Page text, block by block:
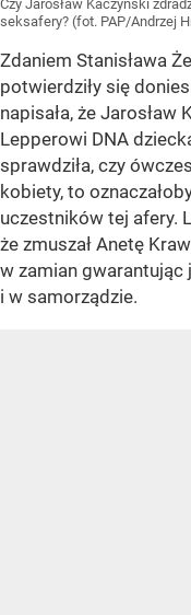
Czy Jarosław Kaczyński
seksafery? (fot. PAP/Andrzej
Zdaniem Stanisława
potwierdziły się
napisała, że Jarosław
Lepperowi DNA
sprawdziła, czy
kobiety, to
uczestników tej afery.
że zmuszał Anetę
w zamian
i w samorządzie.